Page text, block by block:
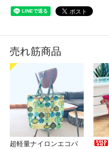
売れ筋商品
超軽量ナイロンエコバ